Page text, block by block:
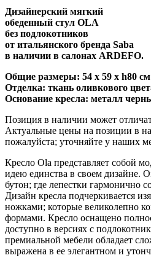
Дизайнерский мягкий
обеденный стул OLA
без подлокотников
от итальянского бренда Saba
в наличии в салонах ARDEFO.
Общие размеры: 54 х 59 х h80
Отделка: ткань оливкового
Основание кресла: металл
Позиция в наличии может
Актуальные цены на позиции в
пожалуйста; уточняйте у наших
Кресло Ola представляет собой
идею единства в своем дизайне.
бутон; где лепестки гармонично
Дизайн кресла подчеркивается
ножками; которые великолепно
формами. Кресло оснащено
доступно в версиях с
премиальной мебели обладает
выражена в ее элегантном и